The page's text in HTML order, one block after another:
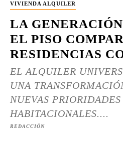
VIVIENDA ALQUILER
LA
EL PISO
RESIDENCIAS
EL ALQUILER
UNA
NUEVAS PRIORIDADES
HABITACIONALES....
REDACCIÓN